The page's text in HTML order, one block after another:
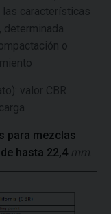
las características
determinada
o
valor CBR
para mezclas
hasta 22,4 mm